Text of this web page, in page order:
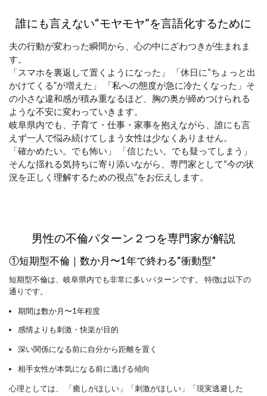
誰にも言えない“モヤモヤ”を言語化するために
夫の行動が変わった瞬間から、心の中にざわつきが生まれま
す。
「スマホを裏返して置くようになった」 「休日に“ちょっと出
かけてくる”が増えた」 「私への態度が急に冷たくなった」 そ
の小さな違和感が積み重なるほど、胸の奥が締めつけられる
ような不安に変わっていきます。
岐阜県内でも、子育て・仕事・家事を抱えながら、誰にも言
えず一人で悩み続けてしまう女性は少なくありません。
「確かめたい。でも怖い」 「信じたい。でも疑ってしまう」
そんな揺れる気持ちに寄り添いながら、専門家として“今の状
況を正しく理解するための視点”をお伝えします。
男性の不倫パターン２つを専門家が解説
①短期型不倫｜数か月〜1年で終わる“衝動型”
短期型不倫は、岐阜県内でも非常に多いパターンです。 特徴は以下の
通りです。
期間は数か月〜1年程度
感情よりも刺激・快楽が目的
深い関係になる前に自分から距離を置く
相手女性が本気になる前に逃げる傾向
心理としては、 「癒しがほしい」「刺激がほしい」「現実逃避した